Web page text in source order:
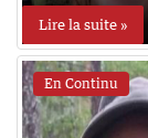
Lire la suite »
En Continu